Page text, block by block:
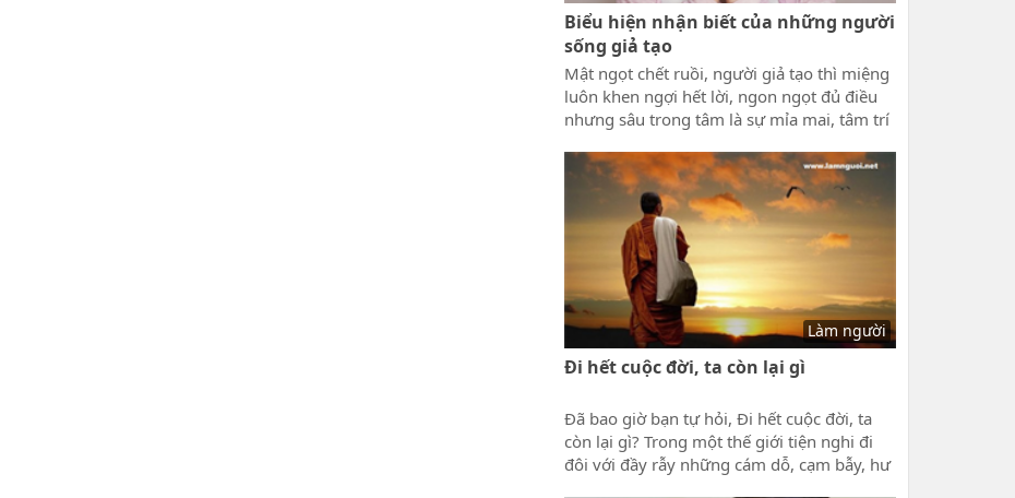
Biểu hiện nhận biết của những người
sống giả tạo
Mật ngọt chết ruồi, người giả tạo thì miệng
luôn khen ngợi hết lời, ngon ngọt đủ điều
nhưng sâu trong tâm là sự mỉa mai, tâm trí
nhận biết của những người sống giả tạo
này bạn phải hết sức cẩn thận, vì họ không
phải là người tốt và sẽ làm hại bạn.
Làm người
Đi hết cuộc đời, ta còn lại gì
Đã bao giờ bạn tự hỏi, Đi hết cuộc đời, ta
còn lại gì? Trong một thế giới tiện nghi đi
đôi với đầy rẫy những cám dỗ, cạm bẫy, hư